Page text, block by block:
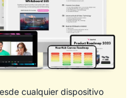
cualquier dispositivo